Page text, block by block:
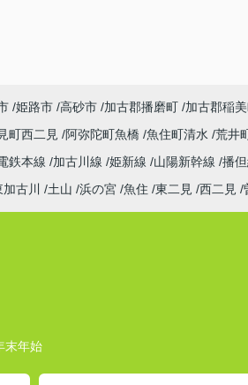
姫路市 高砂市 加古郡播磨町 加古郡稲
町西二見 阿弥陀町魚橋 魚住町清水 荒井
鉄本線 加古川線 姫新線 山陽新幹線 播
古川 土山 浜の宮 魚住 東二見 西二見
末年始